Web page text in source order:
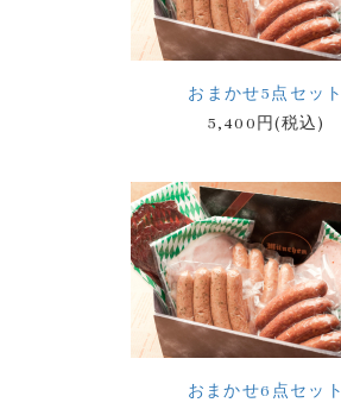
おまかせ5点セット
5,400円(税込)
おまかせ6点セット